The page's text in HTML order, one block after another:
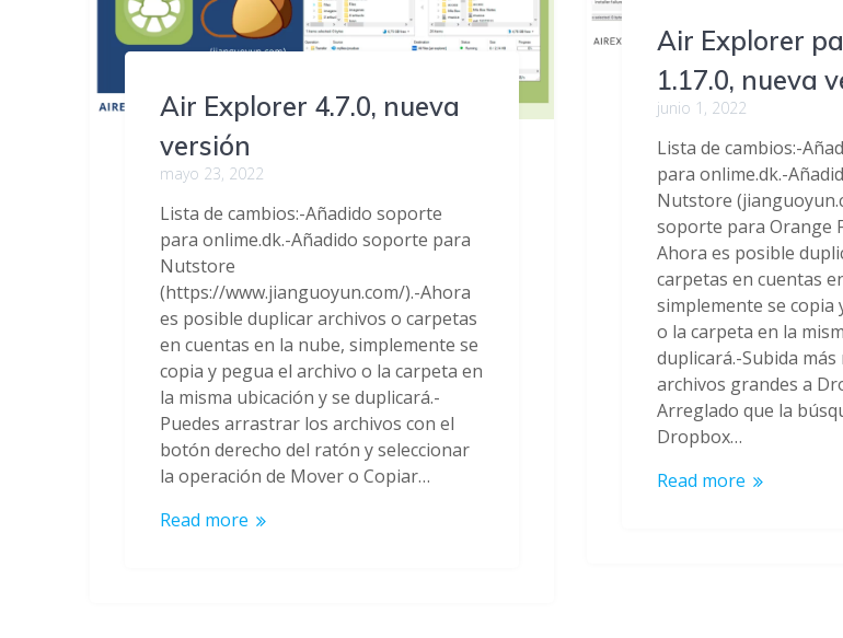
Air Explorer
1.17.0, nueva
junio 1, 2022
Lista de cambios:-
para onlime.dk.-
Nutstore
soporte para Orange
Ahora es posible
carpetas en cuentas
simplemente se copia
o la carpeta en la
duplicará.-Subida más
archivos grandes a
Arreglado que la
Dropbox…
Read more
Air Explorer 4.7.0, nueva
versión
mayo 23, 2022
Lista de cambios:-Añadido soporte
para onlime.dk.-Añadido soporte para
Nutstore
(https://www.jianguoyun.com/).-Ahora
es posible duplicar archivos o carpetas
en cuentas en la nube, simplemente se
copia y pegua el archivo o la carpeta en
la misma ubicación y se duplicará.-
Puedes arrastrar los archivos con el
botón derecho del ratón y seleccionar
la operación de Mover o Copiar…
Read more